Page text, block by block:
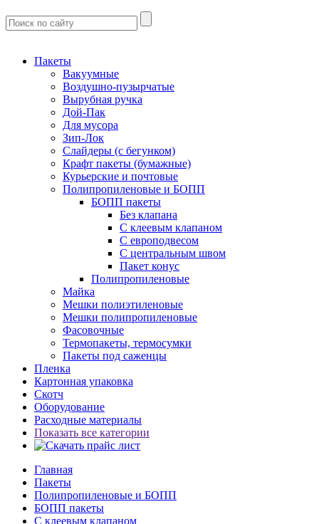
Пакеты
Вакуумные
Воздушно-пузырчатые
Вырубная ручка
Дой-Пак
Для мусора
Зип-Лок
Слайдеры (с бегунком)
Крафт пакеты (бумажные)
Курьерские и почтовые
Полипропиленовые и БОПП
БОПП пакеты
Без клапана
С клеевым клапаном
С европодвесом
С центральным швом
Пакет конус
Полипропиленовые
Майка
Мешки полиэтиленовые
Мешки полипропиленовые
Фасовочные
Термопакеты, термосумки
Пакеты под саженцы
Пленка
Картонная упаковка
Скотч
Оборудование
Расходные материалы
Показать все категории
Главная
Пакеты
Полипропиленовые и БОПП
БОПП пакеты
С клеевым клапаном